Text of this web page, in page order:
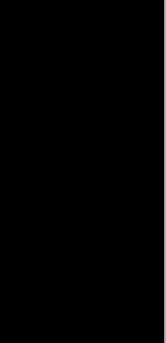
detrás
Park
escenas
Park, con
¡Descubre las
de un clásico
acción
para debatir
de acción